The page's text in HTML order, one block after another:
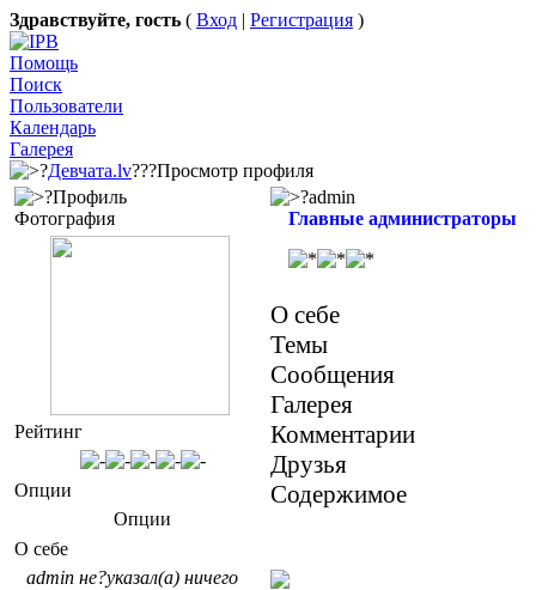
Здравствуйте, гость ( Вход | Регистрация )
Помощь
Поиск
Пользователи
Календарь
Галерея
?Девчата.lv???Просмотр профиля
?Профиль
Фотография
Рейтинг
Опции
Опции
О себе
admin не?указал(а) ничего
?admin
Главные администраторы
О себе
Темы
Сообщения
Галерея
Комментарии
Друзья
Содержимое